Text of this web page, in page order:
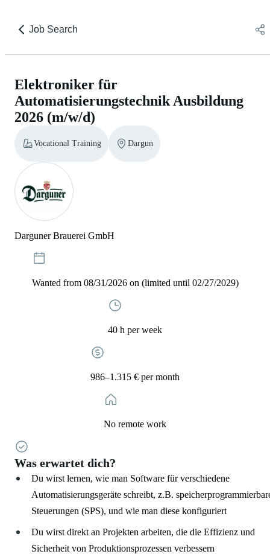
Job Search
Elektroniker für
Automatisierungstechnik Ausbildung
2026 (m/w/d)
Vocational Training Dargun
Darguner Brauerei GmbH
Wanted from 08/31/2026 on (limited until 02/27/2029)
40 h per week
986–1.315 € per month
No remote work
Was erwartet dich?
Du wirst lernen, wie man Software für verschiedene
Automatisierungsgeräte schreibt, z.B.
Steuerungen (SPS), und wie man diese konfiguriert
Du wirst direkt an Projekten arbeiten, die die Effizienz und
Sicherheit von Produktionsprozessen verbessern